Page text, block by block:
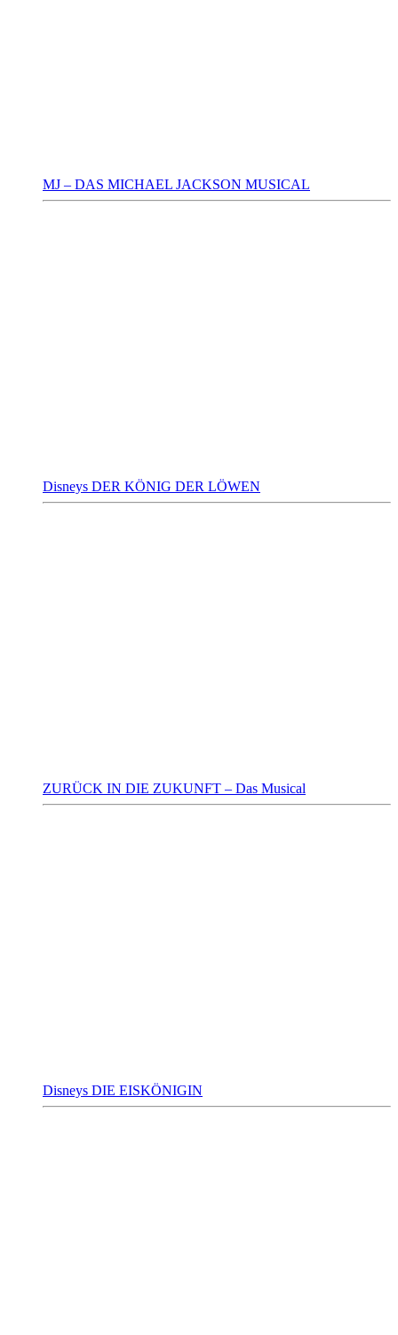
MJ – DAS MICHAEL JACKSON MUSICAL
Disneys DER KÖNIG DER LÖWEN
ZURÜCK IN DIE ZUKUNFT – Das Musical
Disneys DIE EISKÖNIGIN